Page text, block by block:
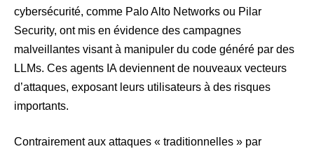
cybersécurité, comme Palo Alto Networks ou Pilar
Security, ont mis en évidence des campagnes
malveillantes visant à manipuler du code généré par des
LLMs. Ces agents IA deviennent de nouveaux vecteurs
d’attaques, exposant leurs utilisateurs à des risques
importants.
Contrairement aux attaques « traditionnelles » par